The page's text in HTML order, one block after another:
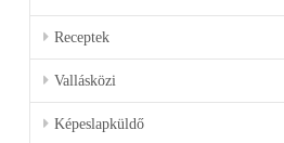
Receptek
Vallásközi
Képeslapküldő